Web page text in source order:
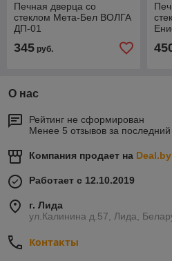
Печная дверца со
стеклом Мета-Бел ВОЛГА
ДП-01
345 руб.
О нас
Рейтинг не сформирован
Менее 5 отзывов за последний
Компания продает на Deal.by
Работает с 12.10.2019
г. Лида
ул.Калинина д.57, Лида,
Контакты